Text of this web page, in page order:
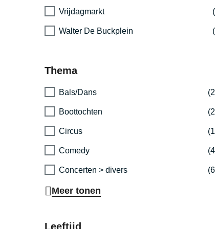
Vrijdagmarkt
Walter De Buckplein
Thema
Bals/Dans
Boottochten
Circus
Comedy
Concerten > divers
Meer tonen
Leeftijd